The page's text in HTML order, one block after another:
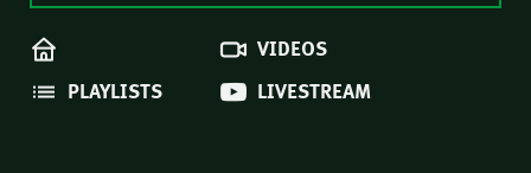
VIDEOS
PLAYLISTS
LIVESTREAM